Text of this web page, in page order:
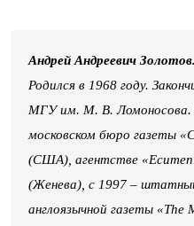
Андрей Андреевич Золотов.
Родился в 1968 году.
МГУ им. М. В. Ломоносова.
московском бюро газеты
(США), агентстве
(Женева), с 1997 –
англоязычной газеты «The